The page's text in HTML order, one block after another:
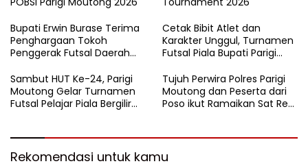
Bupati Erwin Burase Terima
Penghargaan Tokoh
Penggerak Futsal Daerah
Pelajar
Cetak Bibit Atlet dan
Karakter Unggul, Turnamen
Futsal Piala Bupati Parigi
Ditutup
Sambut HUT Ke-24, Parigi
Moutong Gelar Turnamen
Futsal Pelajar Piala Bergilir
Tujuh Perwira Polres Parigi
Moutong dan Peserta dari
Poso ikut Ramaikan Sat Res
Rekomendasi untuk kamu